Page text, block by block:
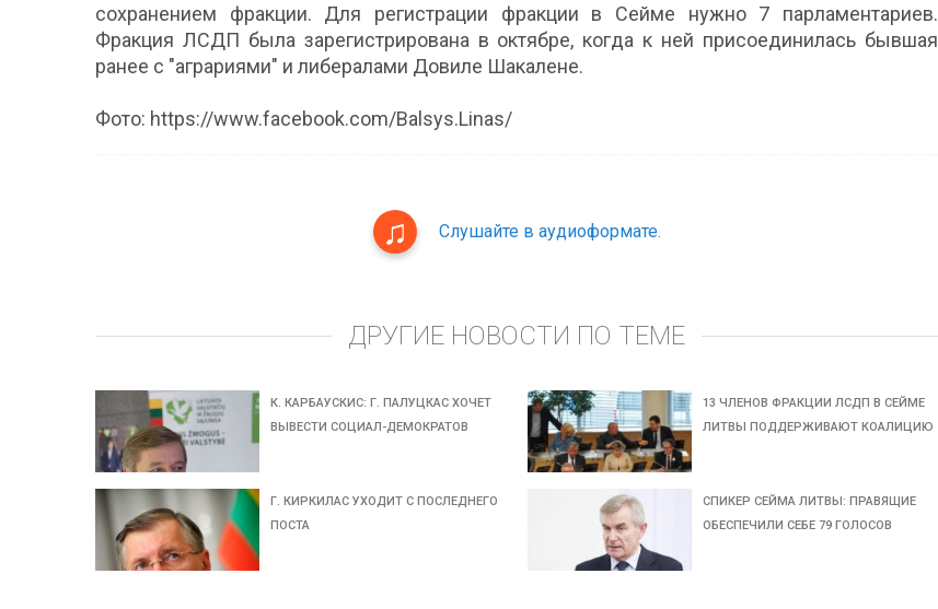
сохранением фракции. Для регистрации фракции в Сейме нужно 7 парламентариев.
Фракция ЛСДП была зарегистрирована в октябре, когда к ней присоединилась бывшая
ранее с "аграриями" и либералами Довиле Шакалене.
Фото: https://www.facebook.com/Balsys.Linas/
Слушайте в аудиоформате.
ДРУГИЕ НОВОСТИ ПО ТЕМЕ
К. КАРБАУСКИС: Г. ПАЛУЦКАС ХОЧЕТ
ВЫВЕСТИ СОЦИАЛ-ДЕМОКРАТОВ
13 ЧЛЕНОВ ФРАКЦИИ ЛСДП В CЕЙМЕ
ЛИТВЫ ПОДДЕРЖИВАЮТ КОАЛИЦИЮ
Г. КИРКИЛАС УХОДИТ С ПОСЛЕДНЕГО
ПОСТА
CПИКЕР CЕЙМА ЛИТВЫ: ПРАВЯЩИЕ
ОБЕСПЕЧИЛИ СЕБЕ 79 ГОЛОСОВ